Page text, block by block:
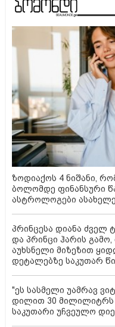
ზოდიაქოს 4 ნიშანი,
ბოლომდე ფინანსური
ასტროლოგები
პრინცესა დიანა ძველ
და პრინცი ჰარის
აუხსნელი მიზეზით
დეტალებზე საკუთარ
"ეს სასმელი უამრავ
დილით 30 მილილიტრს
საკუთარი უჩვეულო